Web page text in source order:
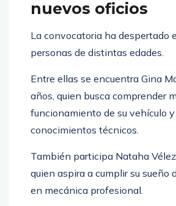
nuevos oficios
La convocatoria ha despertado
personas de distintas edades.
Entre ellas se encuentra Gina
años, quien busca comprender
funcionamiento de su vehículo
conocimientos técnicos.
También participa Nataha
quien aspira a cumplir su sueño
en mecánica profesional.